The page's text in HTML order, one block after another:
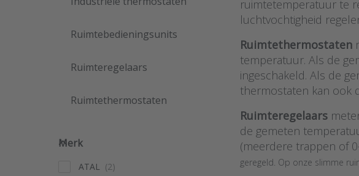
Ruimtebedieningsunits
Ruimteregelaars
Ruimtethermostaten
Merk
Merk
ATAL
ruimtetemperatuur te
luchtvochtigheid
Ruimtethermostaten
temperatuur. Als de
ingeschakeld. Als de
thermostaten kan ook
Ruimteregelaars
de gemeten
(meerdere trappen of
geregeld. Op onze slimme